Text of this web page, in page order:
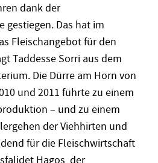
dank der
gestiegen. Das hat im
Fleischangebot für den
Taddesse Sorri aus dem
Die Dürre am Horn von
und 2011 führte zu einem
– und zu einem
der Viehhirten und
für die Fleischwirtschaft